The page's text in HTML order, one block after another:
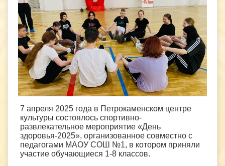
7 апреля 2025 года в Петрокаменском центре
культуры состоялось спортивно-
развлекательное мероприятие «День
здоровья-2025», организованное совместно с
педагогами МАОУ СОШ №1, в котором приняли
участие обучающиеся 1-8 классов.